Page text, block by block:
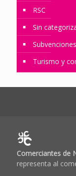
RSC
Sin
Subvenciones
Turismo y
Comerciantes de
representa al